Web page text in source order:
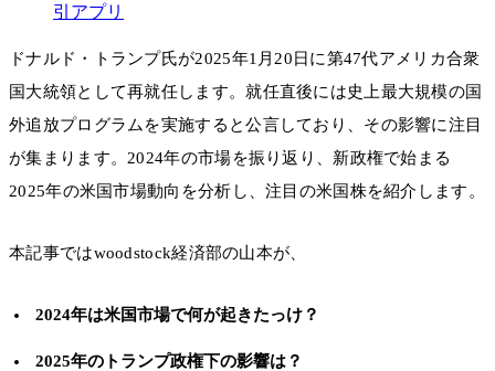
引アプリ
ドナルド・トランプ氏が2025年1月20日に第47代アメリカ合衆
国大統領として再就任します。就任直後には史上最大規模の国
外追放プログラムを実施すると公言しており、その影響に注目
が集まります。2024年の市場を振り返り、新政権で始まる
2025年の米国市場動向を分析し、注目の米国株を紹介します。
本記事ではwoodstock経済部の山本が、
2024年は米国市場で何が起きたっけ？
2025年のトランプ政権下の影響は？